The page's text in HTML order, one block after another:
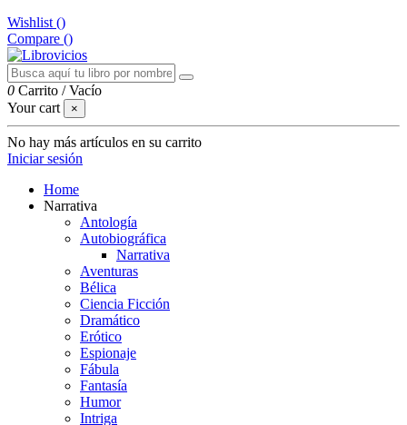
Wishlist ()
Compare ()
0 Carrito /Vacío
Your cart
×
No hay más artículos en su carrito
Iniciar sesión
Home
Narrativa
Antología
Autobiográfica
Narrativa
Aventuras
Bélica
Ciencia Ficción
Dramático
Erótico
Espionaje
Fábula
Fantasía
Humor
Intriga